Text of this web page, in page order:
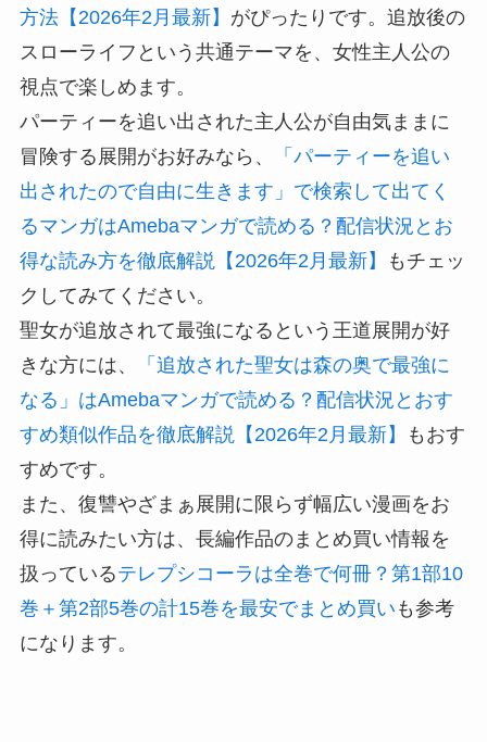
方法【2026年2月最新】 がぴったりです。追放後の
スローライフという共通テーマを、女性主人公の
視点で楽しめます。
パーティーを追い出された主人公が自由気ままに
冒険する展開がお好みなら、
「パーティーを追い
出されたので自由に生きます」で検索して出てく
るマンガはAmebaマンガで読める？配信状況とお
得な読み方を徹底解説【2026年2月最新】
もチェッ
クしてみてください。
聖女が追放されて最強になるという王道展開が好
きな方には、
「追放された聖女は森の奥で最強に
なる」はAmebaマンガで読める？配信状況とおす
すめ類似作品を徹底解説【2026年2月最新】
もおす
すめです。
また、復讐やざまぁ展開に限らず幅広い漫画をお
得に読みたい方は、長編作品のまとめ買い情報を
扱っているテレプシコーラは全巻で何冊？第1部10
巻＋第2部5巻の計15巻を最安でまとめ買い も参考
になります。